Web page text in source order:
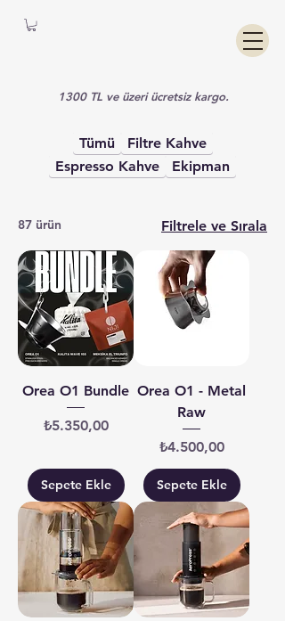
1300 TL ve üzeri ücretsiz kargo.
Tümü
Filtre Kahve
Espresso Kahve
Ekipman
87 ürün Filtrele ve Sırala
Orea O1 Bundle
Fiyat
₺5.350,00
Sepete Ekle
Orea O1 - Metal
Raw
Fiyat
₺4.500,00
Sepete Ekle